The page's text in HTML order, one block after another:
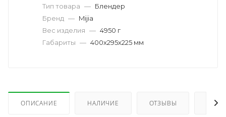
Тип товара — Блендер
Бренд — Mijia
Вес изделия — 4950 г
Габариты — 400х295х225 мм
ОПИСАНИЕ НАЛИЧИЕ ОТЗЫВЫ КАК